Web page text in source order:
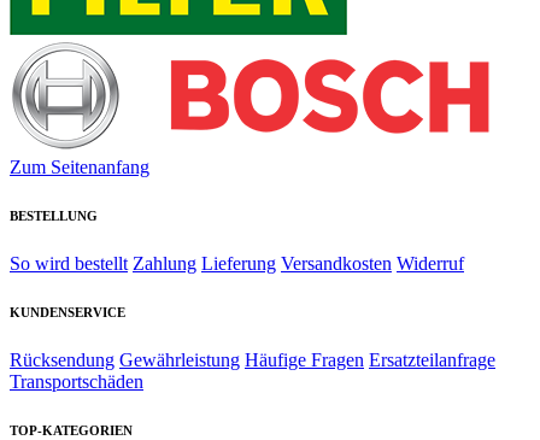
Zum Seitenanfang
BESTELLUNG
So wird bestellt Zahlung Lieferung Versandkosten Widerruf
KUNDENSERVICE
Rücksendung Gewährleistung Häufige Fragen Ersatzteilanfrage
Transportschäden
TOP-KATEGORIEN